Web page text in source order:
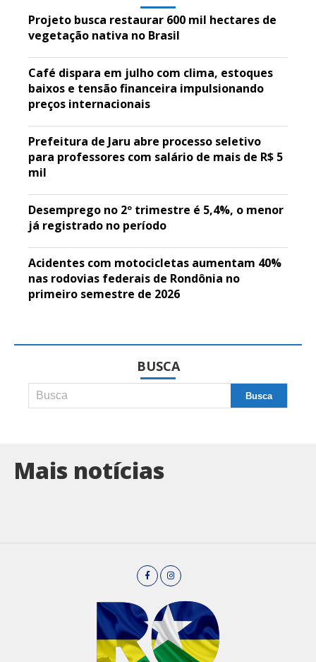
Projeto busca restaurar 600 mil hectares de
vegetação nativa no Brasil
Café dispara em julho com clima, estoques
baixos e tensão financeira impulsionando
preços internacionais
Prefeitura de Jaru abre processo seletivo
para professores com salário de mais de R$ 5
mil
Desemprego no 2º trimestre é 5,4%, o menor
já registrado no período
Acidentes com motocicletas aumentam 40%
nas rodovias federais de Rondônia no
primeiro semestre de 2026
BUSCA
Mais notícias